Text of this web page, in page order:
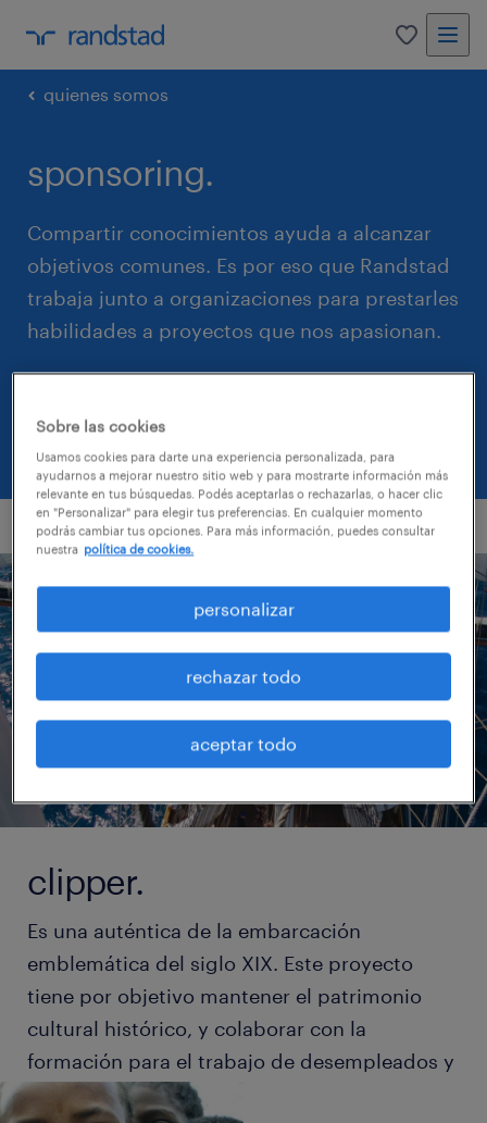
0
quienes somos
sponsoring.
Compartir conocimientos ayuda a alcanzar
objetivos comunes. Es por eso que Randstad
trabaja junto a organizaciones para prestarles
habilidades a proyectos que nos apasionan.
clipper.
Es una auténtica de la embarcación
emblemática del siglo XIX. Este proyecto
tiene por objetivo mantener el patrimonio
cultural histórico, y colaborar con la
formación para el trabajo de desempleados y
jóvenes sin oficio.
Sobre las cookies
Usamos cookies para darte una experiencia personalizada, para
ayudarnos a mejorar nuestro sitio web y para mostrarte información más
relevante en tus búsquedas. Podés aceptarlas o rechazarlas, o hacer clic
en "Personalizar" para elegir tus preferencias. En cualquier momento
podrás cambiar tus opciones. Para más información, puedes consultar
nuestra política de cookies.
personalizar
rechazar todo
aceptar todo